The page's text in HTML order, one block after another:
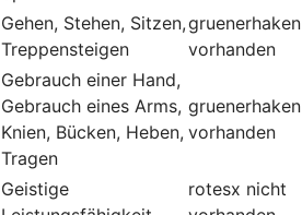
Gehen, Stehen, Sitzen,
Treppensteigen
gruenerhaken
vorhanden
Gebrauch einer Hand,
Gebrauch eines Arms,
Knien, Bücken, Heben,
Tragen
gruenerhaken
vorhanden
Geistige
rotesx nicht